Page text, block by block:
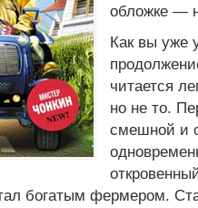
обложке —
Как вы уже
читается
но не то.
смешной и
богатым фермером.